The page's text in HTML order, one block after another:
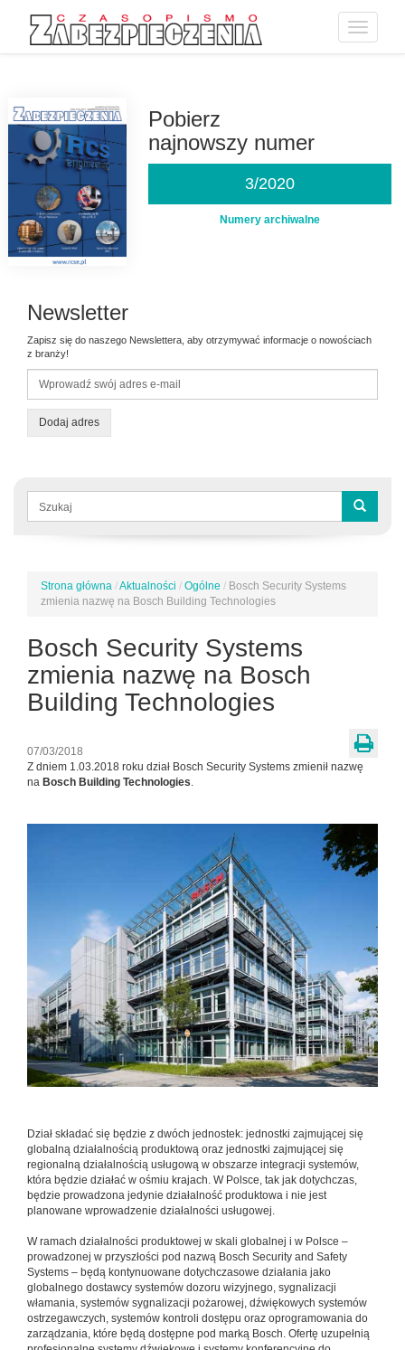
Toggle
Pobierz
najnowszy numer
3/2020
Numery archiwalne
Newsletter
Zapisz się do naszego Newslettera, aby otrzymywać informacje o nowościach
z branży!
Dodaj adres
Formularz
wyszukiwania
Jesteś
tutaj
Strona główna /Aktualności / Ogólne / Bosch Security Systems
zmienia nazwę na Bosch Building Technologies
Bosch Security Systems
zmienia nazwę na Bosch
Building Technologies
07/03/2018
Z dniem 1.03.2018 roku dział Bosch Security Systems zmienił nazwę
na Bosch Building Technologies.
Dział składać się będzie z dwóch jednostek: jednostki zajmującej się
globalną działalnością produktową oraz jednostki zajmującej się
regionalną działalnością usługową w obszarze integracji systemów,
która będzie działać w ośmiu krajach. W Polsce, tak jak dotychczas,
będzie prowadzona jedynie działalność produktowa i nie jest
planowane wprowadzenie działalności usługowej.
W ramach działalności produktowej w skali globalnej i w Polsce –
prowadzonej w przyszłości pod nazwą Bosch Security and Safety
Systems – będą kontynuowane dotychczasowe działania jako
globalnego dostawcy systemów dozoru wizyjnego, sygnalizacji
włamania, systemów sygnalizacji pożarowej, dźwiękowych systemów
ostrzegawczych, systemów kontroli dostępu oraz oprogramowania do
zarządzania, które będą dostępne pod marką Bosch. Ofertę uzupełnią